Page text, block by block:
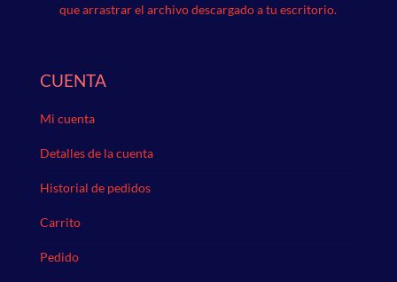
que arrastrar el archivo descargado a tu escritorio.
CUENTA
Mi cuenta
Detalles de la cuenta
Historial de pedidos
Carrito
Pedido